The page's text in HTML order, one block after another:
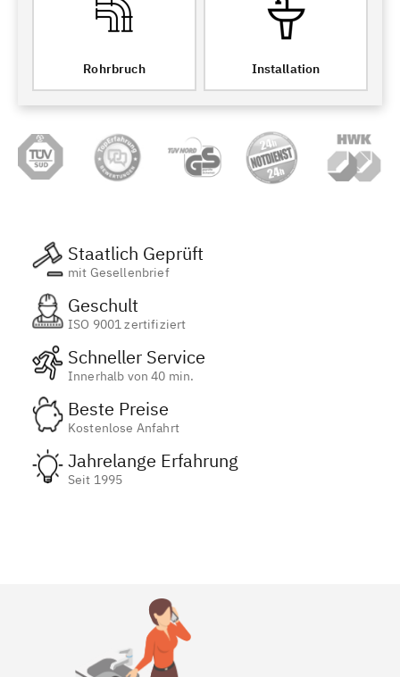
Rohrbruch Installation
Staatlich Geprüft
mit Gesellenbrief
Geschult
ISO 9001 zertifiziert
Schneller Service
Innerhalb von 40 min.
Beste Preise
Kostenlose Anfahrt
Jahrelange Erfahrung
Seit 1995